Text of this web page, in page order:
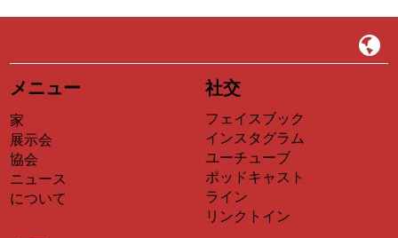
メニュー
家
展示会
協会
ニュース
について
社交
フェイスブック
インスタグラム
ユーチューブ
ポッドキャスト
ライン
リンクトイン